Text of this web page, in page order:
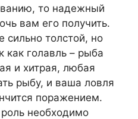
то надежный
вам его получить.
сильно толстой, но
как голавль – рыба
и хитрая, любая
рыбу, и ваша ловля
поражением.
необходимо